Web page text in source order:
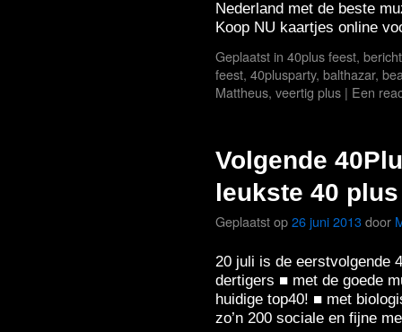
Nederland met de beste
Koop NU kaartjes online
Geplaatst in 40plus feest,
feest, 40plusparty, balthazar,
Mattheus, veertig plus | Een
Volgende
leukste 40
Geplaatst op26 juni 2013door
20 juli is de eerstvolgende
dertigers ■ met de goede
huidige top40! ■ met
zo’n 200 sociale en fijne